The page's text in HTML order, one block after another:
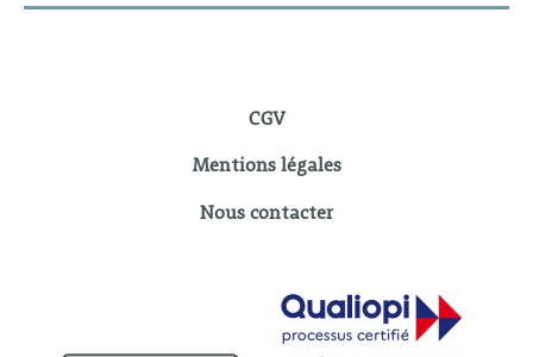
CGV
Mentions légales
Nous contacter